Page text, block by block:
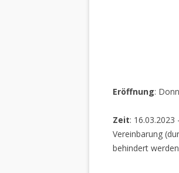
Eröffnung:
Zeit:
Vereinbarung
behindert